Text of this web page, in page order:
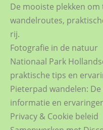
De mooiste plekken
wandelroutes,
rij.
Fotografie in de natuur
Nationaal Park
praktische tips en
Pieterpad wandelen:
informatie en
Privacy & Cookie beleid